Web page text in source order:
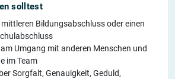
solltest
mittleren Bildungsabschluss oder einen
Umgang mit anderen Menschen und
im Team
Sorgfalt, Genauigkeit, Geduld,